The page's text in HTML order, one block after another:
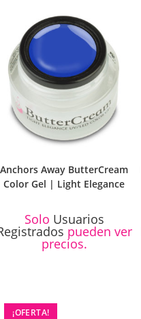
Anchors Away ButterCream
Color Gel | Light Elegance
Solo Usuarios
pueden ver
precios.
¡OFERTA!